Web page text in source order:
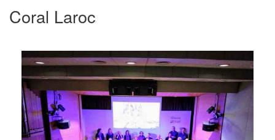
Coral Laroc